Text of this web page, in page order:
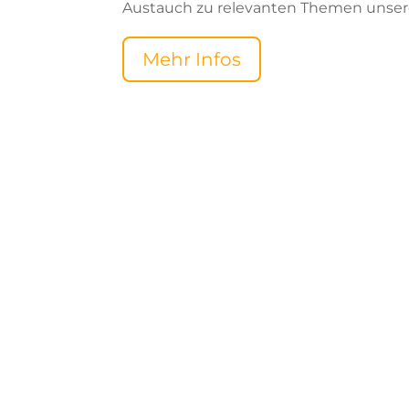
Austauch zu relevanten Themen
Mehr Infos